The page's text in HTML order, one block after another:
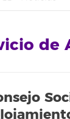
de